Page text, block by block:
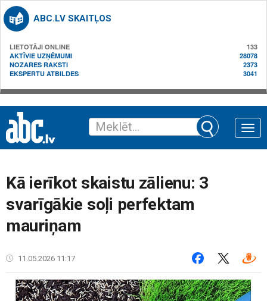
ABC.LV SKAITĻOS
LIETOTĀJI ONLINE
133
AKTĪVIE UZŅĒMUMI
28078
NOZARES RAKSTI
2373
EKSPERTU ATBILDES
3041
Toggle
Kā ierīkot skaistu zālienu: 3
svarīgākie soļi perfektam
mauriņam
11.05.2026 11:17